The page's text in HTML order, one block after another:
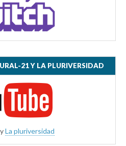
21 Y LA PLURIVERSIDAD
yLa pluriversidad